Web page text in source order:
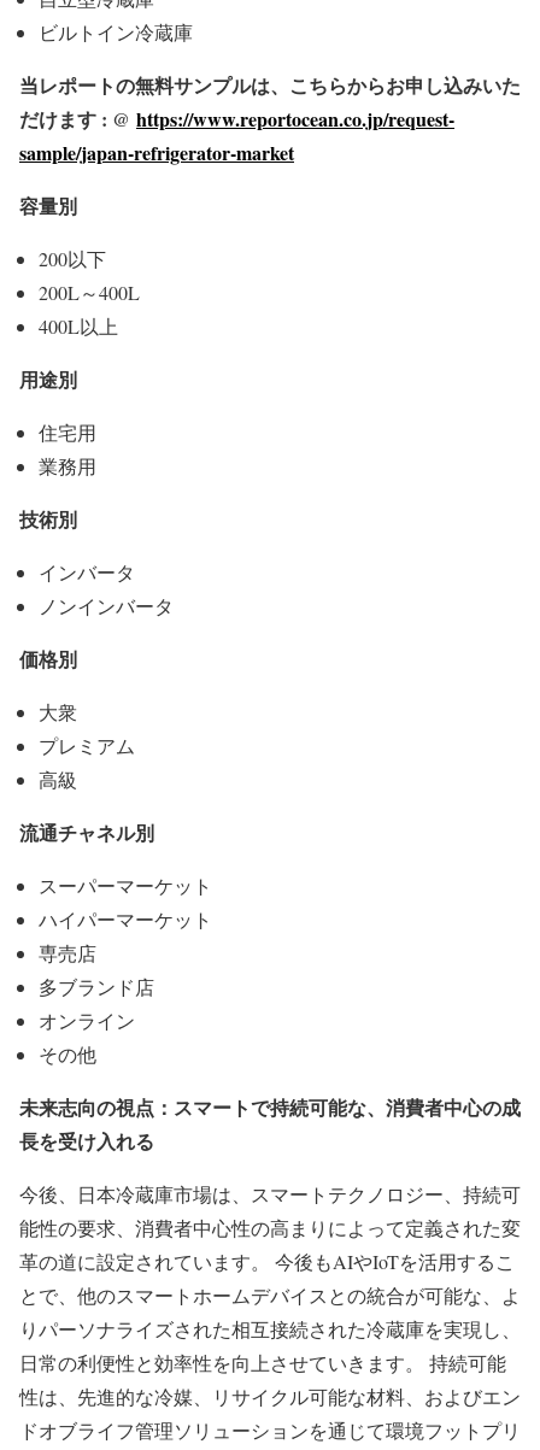
ビルトイン冷蔵庫
当レポートの無料サンプルは、こちらからお申し込みいた
だけます : @ https://www.reportocean.co.jp/request-
sample/japan-refrigerator-market
容量別
200以下
200L～400L
400L以上
用途別
住宅用
業務用
技術別
インバータ
ノンインバータ
価格別
大衆
プレミアム
高級
流通チャネル別
スーパーマーケット
ハイパーマーケット
専売店
多ブランド店
オンライン
その他
未来志向の視点：スマートで持続可能な、消費者中心の成
長を受け入れる
今後、日本冷蔵庫市場は、スマートテクノロジー、持続可
能性の要求、消費者中心性の高まりによって定義された変
革の道に設定されています。 今後もAIやIoTを活用するこ
とで、他のスマートホームデバイスとの統合が可能な、よ
りパーソナライズされた相互接続された冷蔵庫を実現し、
日常の利便性と効率性を向上させていきます。 持続可能
性は、先進的な冷媒、リサイクル可能な材料、およびエン
ドオブライフ管理ソリューションを通じて環境フットプリ